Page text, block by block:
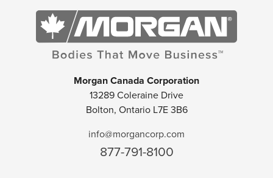
Morgan Canada Corporation
13289 Coleraine Drive
Bolton, Ontario L7E 3B6
info@morgancorp.com
877-791-8100